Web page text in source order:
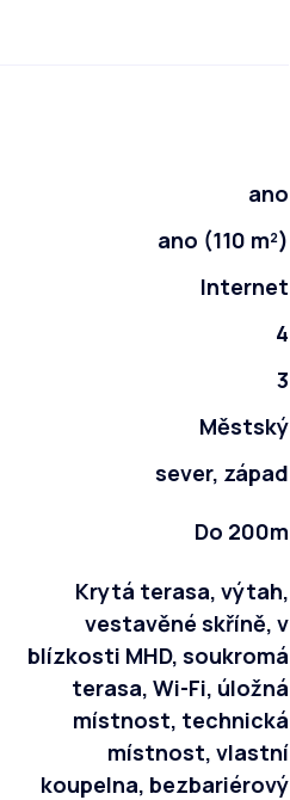
ano
ano (110 m²)
Internet
4
3
Městský
sever, západ
Do 200m
Krytá terasa, výtah,
vestavěné skříně, v
blízkosti MHD, soukromá
terasa, Wi-Fi, úložná
místnost, technická
místnost, vlastní
koupelna, bezbariérový